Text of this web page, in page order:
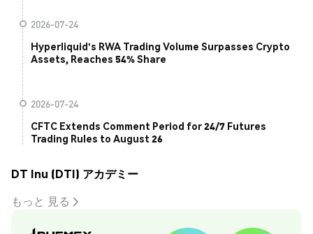
2026-07-24
Hyperliquid's RWA Trading Volume Surpasses Crypto
Assets, Reaches 54% Share
2026-07-24
CFTC Extends Comment Period for 24/7 Futures
Trading Rules to August 26
DT Inu (DTI) アカデミー
もっと 見る